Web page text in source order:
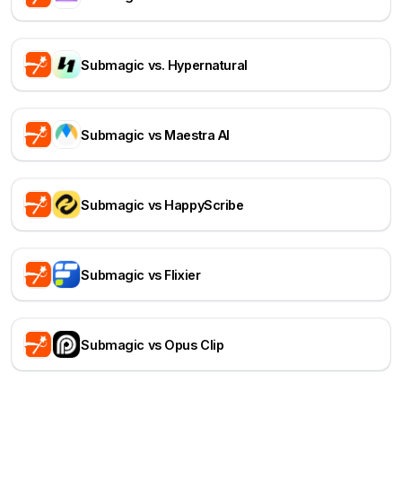
Submagic vs. Hypernatural
Submagic vs Maestra AI
Submagic vs HappyScribe
Submagic vs Flixier
Submagic vs Opus Clip